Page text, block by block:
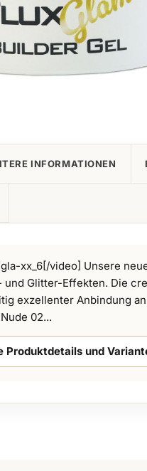
xx_6[/video] Unsere
und Glitter-Effekten. Die
exzellenter Anbindung
02...
Produktdetails und
INFORMATIONEN